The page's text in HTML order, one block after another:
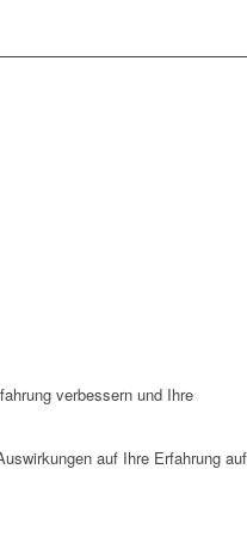
verbessern und Ihre
auf Ihre Erfahrung auf